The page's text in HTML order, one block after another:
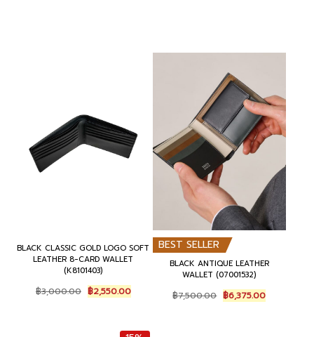
BLACK CLASSIC GOLD LOGO SOFT
LEATHER 8-CARD WALLET
(K8101403)
฿3,000.00 Original
price
฿2,550.00Current
price
BEST SELLER
BLACK ANTIQUE LEATHER
WALLET (07001532)
฿7,500.00 Original
price
฿6,375.00Current
price